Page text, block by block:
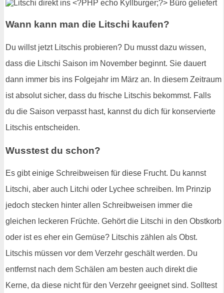
Wann kann man die Litschi kaufen?
Du willst jetzt Litschis probieren? Du musst dazu wissen,
dass die Litschi Saison im November beginnt. Sie dauert
dann immer bis ins Folgejahr im März an. In diesem Zeitraum
ist absolut sicher, dass du frische Litschis bekommst. Falls
du die Saison verpasst hast, kannst du dich für konservierte
Litschis entscheiden.
Wusstest du schon?
Es gibt einige Schreibweisen für diese Frucht. Du kannst
Litschi, aber auch Litchi oder Lychee schreiben. Im Prinzip
jedoch stecken hinter allen Schreibweisen immer die
gleichen leckeren Früchte. Gehört die Litschi in den Obstkorb
oder ist es eher ein Gemüse? Litschis zählen als Obst.
Litschis müssen vor dem Verzehr geschält werden. Du
entfernst nach dem Schälen am besten auch direkt die
Kerne, da diese nicht für den Verzehr geeignet sind. Solltest